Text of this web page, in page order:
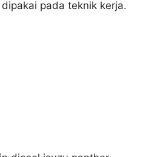
pada teknik kerja.